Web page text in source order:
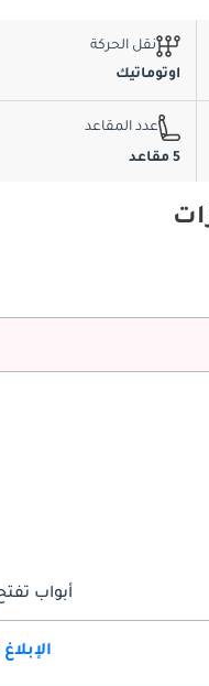
نقل الحركة
اوتوماتيك
عدد المقاعد
5 مقاعد
أبواب